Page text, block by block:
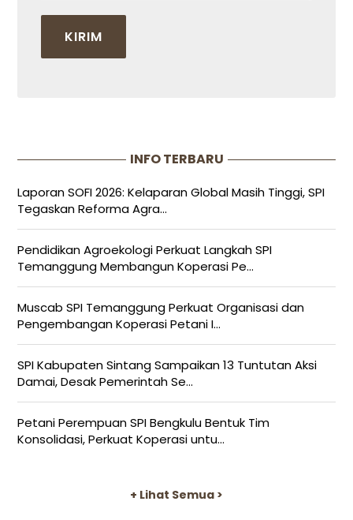
INFO TERBARU
Laporan SOFI 2026: Kelaparan Global Masih Tinggi, SPI
Tegaskan Reforma Agra...
Pendidikan Agroekologi Perkuat Langkah SPI
Temanggung Membangun Koperasi Pe...
Muscab SPI Temanggung Perkuat Organisasi dan
Pengembangan Koperasi Petani I...
SPI Kabupaten Sintang Sampaikan 13 Tuntutan Aksi
Damai, Desak Pemerintah Se...
Petani Perempuan SPI Bengkulu Bentuk Tim
Konsolidasi, Perkuat Koperasi untu...
+ Lihat Semua >